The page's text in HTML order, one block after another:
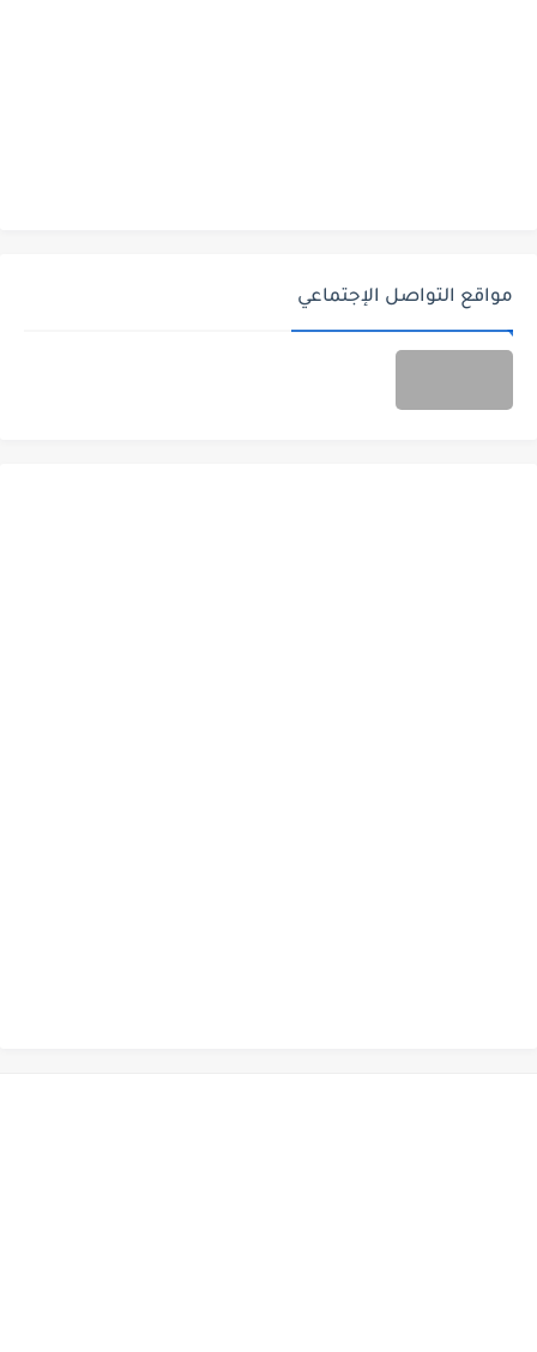
مواقع التواصل الإجتماعي